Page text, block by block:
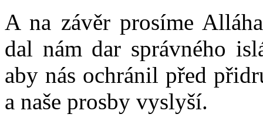
A na závěr prosíme
dal nám dar správného
aby nás ochránil před
a naše prosby vyslyší.